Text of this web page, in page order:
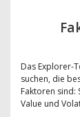
Das Explorer-
suchen, die
Faktoren sind:
Value und